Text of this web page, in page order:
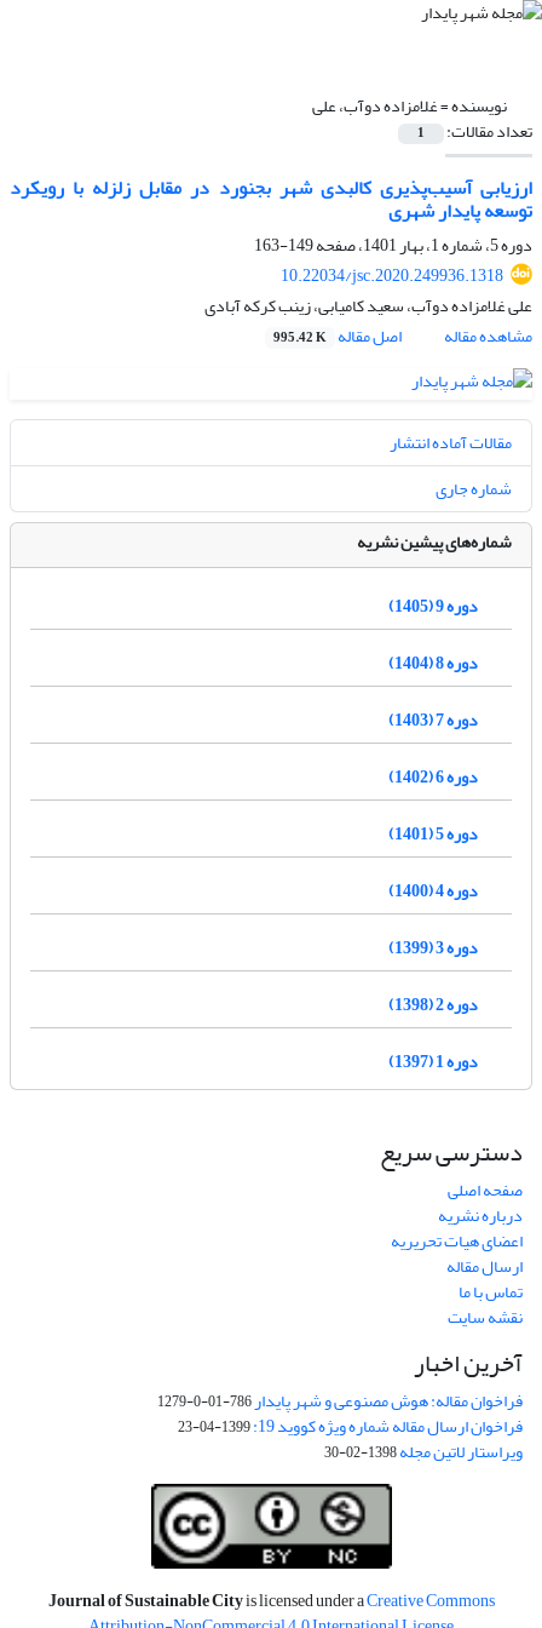
نویسنده =غلامزاده دوآب، علی
تعداد مقالات: 1
ارزیابی آسیب‌پذیری کالبدی شهر بجنورد در مقابل زلزله با رویکرد
توسعه پایدار شهری
دوره 5، شماره 1، بهار 1401، صفحه
149-163
10.22034/jsc.2020.249936.1318
علی غلامزاده دوآب، سعید کامیابی، زینب کرکه آبادی
مشاهده مقاله
اصل مقاله 995.42 K
مقالات آماده انتشار
شماره جاری
شماره‌های پیشین نشریه
دوره 9 (1405)
دوره 8 (1404)
دوره 7 (1403)
دوره 6 (1402)
دوره 5 (1401)
دوره 4 (1400)
دوره 3 (1399)
دوره 2 (1398)
دوره 1 (1397)
دسترسی سریع
صفحه اصلی
درباره نشریه
اعضای هیات تحریریه
ارسال مقاله
تماس با ما
نقشه سایت
آخرین اخبار
فراخوان مقاله: هوش مصنوعی و شهر پایدار786-01-0-1279
فراخوان ارسال مقاله شماره ویژه کووید 19: 1399-04-23
ویراستار لاتین مجله1398-02-30
Journal of Sustainable Cityis licensed under aCreative Commons